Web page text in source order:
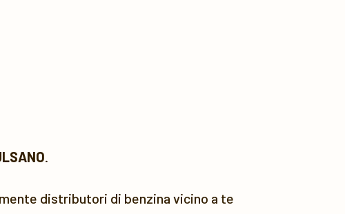
.
distributori di benzina vicino a te